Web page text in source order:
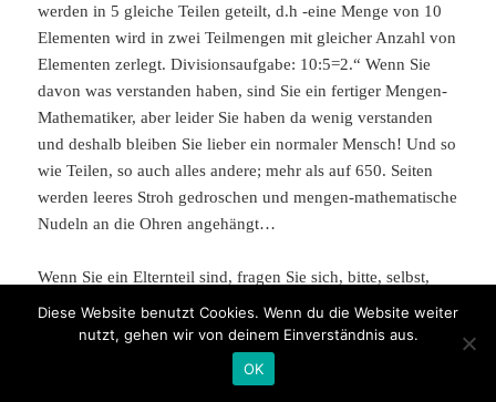
werden in 5 gleiche Teilen geteilt, d.h -eine Menge von 10
Elementen wird in zwei Teilmengen mit gleicher Anzahl von
Elementen zerlegt. Divisionsaufgabe: 10:5=2.“ Wenn Sie
davon was verstanden haben, sind Sie ein fertiger Mengen-
Mathematiker, aber leider Sie haben da wenig verstanden
und deshalb bleiben Sie lieber ein normaler Mensch! Und so
wie Teilen, so auch alles andere; mehr als auf 650. Seiten
werden leeres Stroh gedroschen und mengen-mathematische
Nudeln an die Ohren angehängt…
Wenn Sie ein Elternteil sind, fragen Sie sich, bitte, selbst,
was bei Ihnen der Matheunterricht in der Schule (damals)
war und was davon im Kopf geblieben ist? Wenn Sie mit der
Mathe nach dem Schulabschluss nichts zu tun hatten:
Nichts! Sie können sich nicht Mal erinnern, um was es sich
Diese Website benutzt Cookies. Wenn du die Website weiter
nutzt, gehen wir von deinem Einverständnis aus.
OK